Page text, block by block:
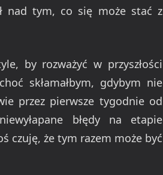
nad tym, co się może stać z
by rozważyć w przyszłości
skłamałbym, gdybym nie
przez pierwsze tygodnie od
błędy na etapie
czuję, że tym razem może być